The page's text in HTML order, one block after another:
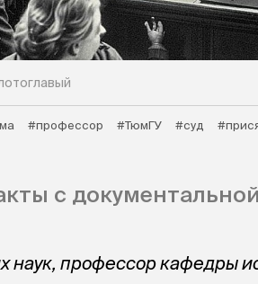
#профессор #ТюмГУ #суд
с
наук, профессор кафедры